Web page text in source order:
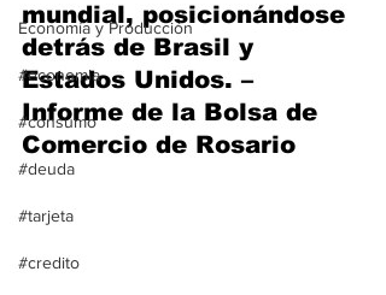
Economía y Producción
#economia
#consumo
#deuda
#tarjeta
#credito
mundial, posicionándose
detrás de Brasil y
Estados Unidos. –
Informe de la Bolsa de
Comercio de Rosario